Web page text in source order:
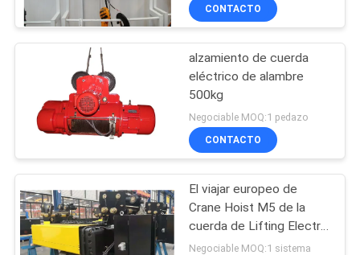
CONTACTO
alzamiento de cuerda
eléctrico de alambre
500kg
Negociable MOQ:1 pedazo
CONTACTO
El viajar europeo de
Crane Hoist M5 de la
cuerda de Lifting Electric
Wire del modelo
Negociable MOQ:1 sistema